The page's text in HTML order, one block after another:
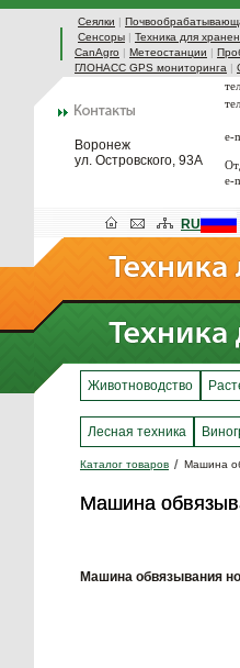
Сеялки |
Сенсоры | Техника для
CanAgro | Метеостанции |
ГЛОНАСС GPS мониторинга |
Воронеж
ул. Островского, 93А
e-
e-
RU
Животноводство
Лесная техника
Каталог товаров Машина
Машина
Машина
Машина обвязывания